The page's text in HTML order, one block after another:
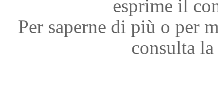
esprime il
Per saperne di più o per
consulta